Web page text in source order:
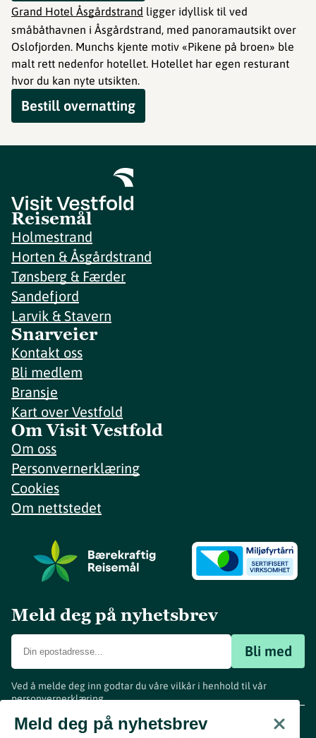
Grand Hotel Åsgårdstrand ligger idyllisk til ved
småbåthavnen i Åsgårdstrand, med panoramautsikt over
Oslofjorden. Munchs kjente motiv «Pikene på broen» ble
malt rett nedenfor hotellet. Hotellet har egen resturant
hvor du kan nyte utsikten.
Bestill overnatting
Reisemål
Holmestrand
Horten & Åsgårdstrand
Tønsberg & Færder
Sandefjord
Larvik & Stavern
Snarveier
Kontakt oss
Bli medlem
Bransje
Kart over Vestfold
Om Visit Vestfold
Om oss
Personvernerklæring
Cookies
Om nettstedet
Meld deg på nyhetsbrev
Bli med
Ved å melde deg inn godtar du våre vilkår i henhold til vår
personvernerklæring.
Meld deg på nyhetsbrev
www.visitvestfold.com
Turistinformasjon